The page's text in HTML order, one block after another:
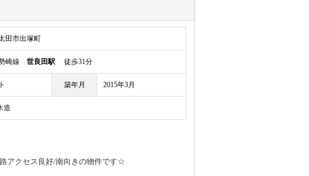
田市出塚町
崎線 世良田駅 徒歩31分
築年月 2015年3月
造
アクセス良好/南向きの物件です☆